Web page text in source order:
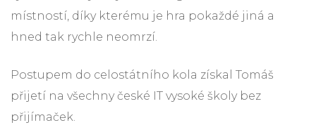
místností, díky kterému je hra pokaždé jiná a
hned tak rychle neomrzí.
Postupem do celostátního kola získal Tomáš
přijetí na všechny české IT vysoké školy bez
přijímaček.